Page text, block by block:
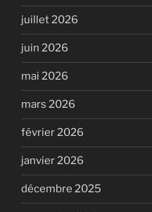
juillet 2026
juin 2026
mai 2026
mars 2026
février 2026
janvier 2026
décembre 2025